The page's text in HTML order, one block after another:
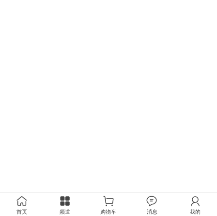
首页 频道 购物车 消息 我的